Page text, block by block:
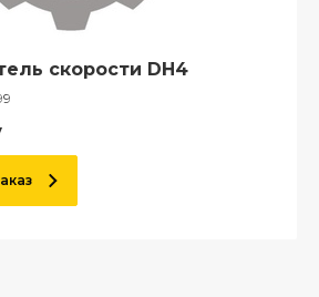
скорости DH4